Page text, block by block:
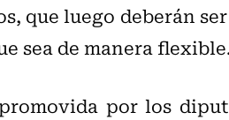
que luego deberán
sea de manera
por los